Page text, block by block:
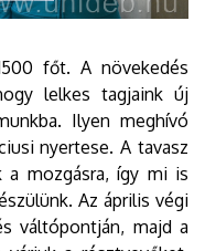
főt. A növekedés
lelkes tagjaink új
Ilyen meghívó
nyertese. A tavasz
a mozgásra, így mi is
Az április végi
váltópontján, majd a